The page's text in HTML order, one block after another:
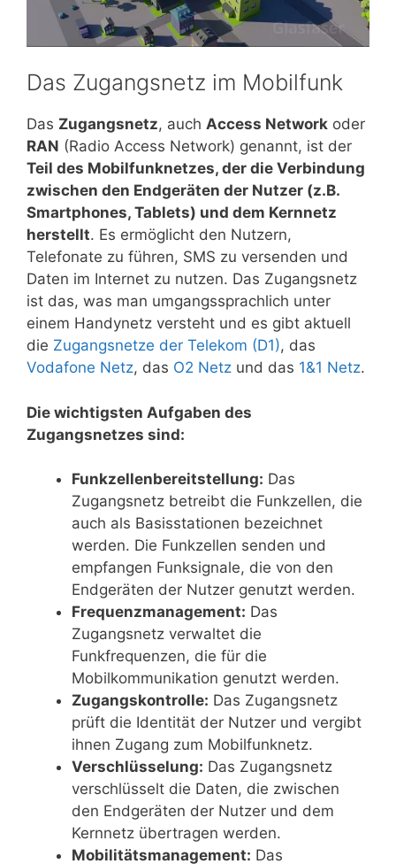
Das Zugangsnetz im Mobilfunk
Das Zugangsnetz, auch Access Network oder
RAN (Radio Access Network) genannt, ist der
Teil des Mobilfunknetzes, der die Verbindung
zwischen den Endgeräten der Nutzer (z.B.
Smartphones, Tablets) und dem Kernnetz
herstellt. Es ermöglicht den Nutzern,
Telefonate zu führen, SMS zu versenden und
Daten im Internet zu nutzen. Das Zugangsnetz
ist das, was man umgangssprachlich unter
einem Handynetz versteht und es gibt aktuell
die Zugangsnetze der Telekom (D1), das
Vodafone Netz, das O2 Netz und das 1&1 Netz.
Die wichtigsten Aufgaben des
Zugangsnetzes sind:
Funkzellenbereitstellung: Das
Zugangsnetz betreibt die Funkzellen, die
auch als Basisstationen bezeichnet
werden. Die Funkzellen senden und
empfangen Funksignale, die von den
Endgeräten der Nutzer genutzt werden.
Frequenzmanagement: Das
Zugangsnetz verwaltet die
Funkfrequenzen, die für die
Mobilkommunikation genutzt werden.
Zugangskontrolle: Das Zugangsnetz
prüft die Identität der Nutzer und vergibt
ihnen Zugang zum Mobilfunknetz.
Verschlüsselung: Das Zugangsnetz
verschlüsselt die Daten, die zwischen
den Endgeräten der Nutzer und dem
Kernnetz übertragen werden.
Mobilitätsmanagement: Das